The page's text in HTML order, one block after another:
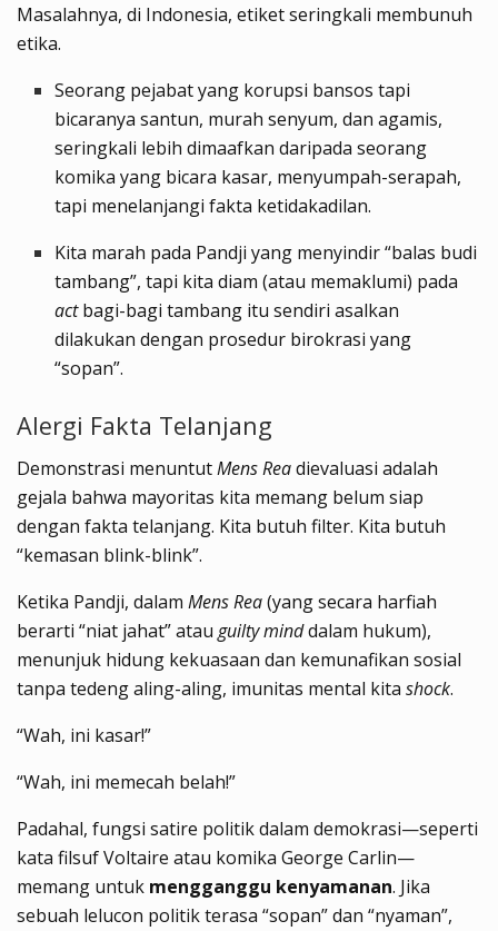
Masalahnya, di Indonesia, etiket seringkali membunuh
etika.
Seorang pejabat yang korupsi bansos tapi
bicaranya santun, murah senyum, dan agamis,
seringkali lebih dimaafkan daripada seorang
komika yang bicara kasar, menyumpah-serapah,
tapi menelanjangi fakta ketidakadilan.
Kita marah pada Pandji yang menyindir “balas budi
tambang”, tapi kita diam (atau memaklumi) pada
actbagi-bagi tambang itu sendiri asalkan
dilakukan dengan prosedur birokrasi yang
“sopan”.
Alergi Fakta Telanjang
Demonstrasi menuntutMens Readievaluasi adalah
gejala bahwa mayoritas kita memang belum siap
dengan fakta telanjang. Kita butuh filter. Kita butuh
“kemasan blink-blink”.
Ketika Pandji, dalam Mens Rea(yang secara harfiah
berarti “niat jahat” atau guilty minddalam hukum),
menunjuk hidung kekuasaan dan kemunafikan sosial
tanpa tedeng aling-aling, imunitas mental kita shock.
“Wah, ini kasar!”
“Wah, ini memecah belah!”
Padahal, fungsi satire politik dalam demokrasi—seperti
kata filsuf Voltaire atau komika George Carlin—
memang untuk mengganggu kenyamanan. Jika
sebuah lelucon politik terasa “sopan” dan “nyaman”,